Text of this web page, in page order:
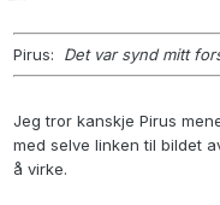
Pirus: Det var synd mitt
Jeg tror kanskje Pirus
med selve linken til bildet
å virke.